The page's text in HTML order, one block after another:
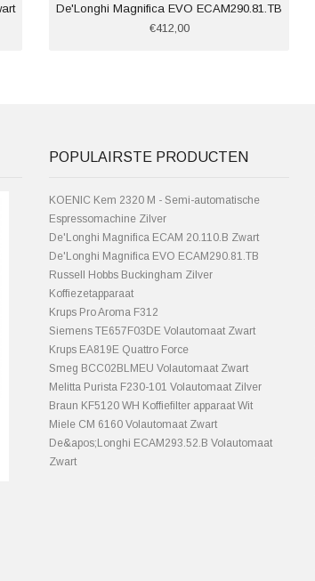
De'Longhi Magnifica EVO ECAM290.81.TB
€412,00
POPULAIRSTE PRODUCTEN
KOENIC Kem 2320 M - Semi-automatische
Espressomachine Zilver
De'Longhi Magnifica ECAM 20.110.B Zwart
De'Longhi Magnifica EVO ECAM290.81.TB
Russell Hobbs Buckingham Zilver
Koffiezetapparaat
Krups Pro Aroma F312
Siemens TE657F03DE Volautomaat Zwart
Krups EA819E Quattro Force
Smeg BCC02BLMEU Volautomaat Zwart
Melitta Purista F230-101 Volautomaat Zilver
Braun KF5120 WH Koffiefilter apparaat Wit
Miele CM 6160 Volautomaat Zwart
De&apos;Longhi ECAM293.52.B Volautomaat
Zwart